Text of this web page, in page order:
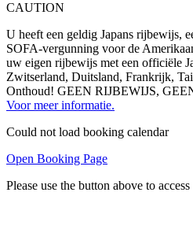
CAUTION
U heeft een geldig Japans rijbewijs,
SOFA-vergunning voor de
uw eigen rijbewijs met een officiële
Zwitserland, Duitsland, Frankrijk,
Onthoud! GEEN RIJBEWIJS,
Voor meer informatie.
Could not load booking calendar
Open Booking Page
Please use the button above to